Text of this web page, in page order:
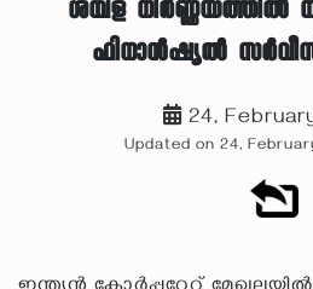
ശമ്പള നിർണ്ണയത്തിൽ
ഫിനാൻഷ്യൽ
24,
Updated on 24,